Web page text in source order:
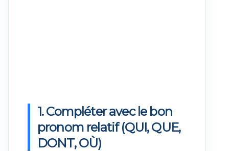
1. Compléter avec le bon
pronom relatif (QUI, QUE,
DONT, OÙ)